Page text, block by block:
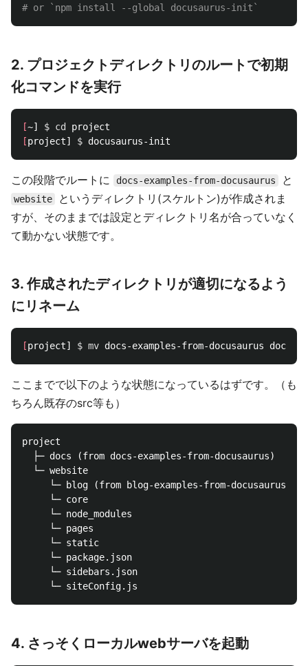
# or `npm install --global docusaurus-init`
2. プロジェクトディレクトリのルートで初期
化コマンドを実行
[~] $ cd
[project] $
この段階でルートに docs-examples-from-docusaurus と
website
というディレクトリ(スケルトン)が作成されま
すが、そのままでは設定とディレクトリ名が合っていなく
て動かない状態です。
3. 作成されたディレクトリが適切になるよう
にリネーム
[project] $ mv docs-examples-from-docusaurus docs &
ここまでで以下のような状態になっているはずです。（も
ちろん既存のsrc等も）
project
  ├─ docs (from docs-examples-from-docusaurus)
  └─ website
     └─ blog (from blog-examples-from-docusaurus)
     └─ core
     └─ node_modules
     └─ pages
     └─ static
     └─ package.json
     └─ sidebars.json
4. さっそくローカルwebサーバを起動